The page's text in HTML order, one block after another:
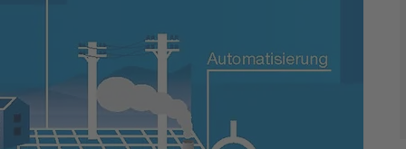
Electromobility
Energy efficiency